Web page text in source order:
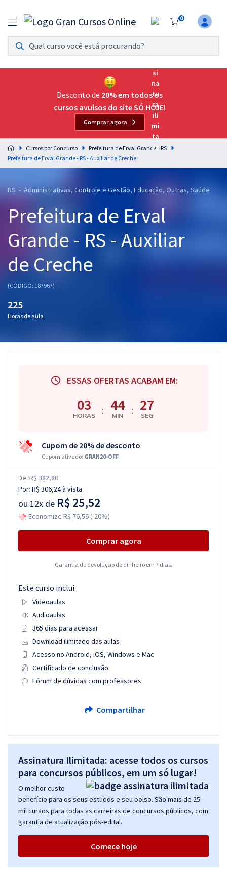
0
Assinatura Ilimitada 11
Acesso a todos os cursos. Teste grátis por 7 dias!
Assinatura OAB Até Passar
Acesso ilimitado a toda preparação para o Exame da
Residências Multiprofissionais
Preparação completa e intensiva para as principais
residências em saúde do Brasil
Cursos 20% OFF
Pós
Graduação
OAB
Mentorias
Desconto de 20% em todos os
cursos avulsos do site SÓ HOJE!
Comprar agora
Cursos por Concurso
Prefeitura de Erval Grande - RS
Prefeitura de Erval Grande - RS - Auxiliar de Creche
RS - Administrativas, Controle e Gestão, Educação, Outras, Saúde
Prefeitura de Erval
Grande - RS - Auxiliar
de Creche
(CÓDIGO: 187967)
225
Horas de aula
ESSAS OFERTAS ACABAM EM:
03
HORAS : 44
MIN : 27
SEG
Cupom de 20% de desconto
Cupom ativado: GRAN20-OFF
De: R$ 382,80
Por: R$ 306,24à vista
ou 12x de R$ 25,52
Economize R$ 76,56 (-20%)
Comprar agora
Garantia de devolução do dinheiro em 7 dias.
Este curso inclui:
Videoaulas
Audioaulas
365 dias para acessar
Download ilimitado das aulas
Acesso no Android, iOS, Windows e Mac
Certificado de conclusão
Fórum de dúvidas com professores
Compartilhar
Assinatura Ilimitada: acesse todos os cursos
para concursos públicos, em um só lugar!
O melhor custo
benefício para os seus estudos e seu bolso. São mais de 25
mil cursos para todas as carreiras de concursos públicos, com
garantia de atualização pós-edital.
Comece hoje